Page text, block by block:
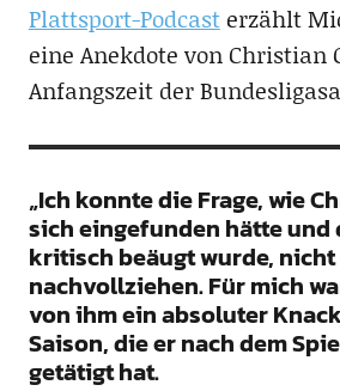
Plattsport-Podcasterzählt
eine Anekdote von Christian
Anfangszeit der
„Ich konnte die Frage, wie
sich eingefunden hätte und
kritisch beäugt wurde, nicht
nachvollziehen. Für mich
von ihm ein absoluter
Saison, die er nach dem
getätigt hat.